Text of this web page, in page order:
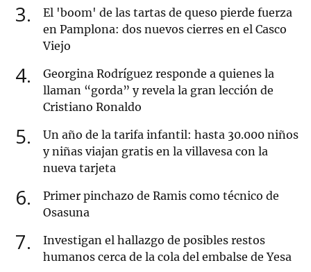
3
El 'boom' de las tartas de queso pierde fuerza
en Pamplona: dos nuevos cierres en el Casco
Viejo
4
Georgina Rodríguez responde a quienes la
llaman “gorda” y revela la gran lección de
Cristiano Ronaldo
5
Un año de la tarifa infantil: hasta 30.000 niños
y niñas viajan gratis en la villavesa con la
nueva tarjeta
6
Primer pinchazo de Ramis como técnico de
Osasuna
7
Investigan el hallazgo de posibles restos
humanos cerca de la cola del embalse de Yesa